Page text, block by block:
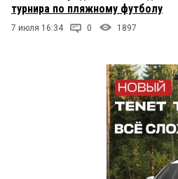
турнира по пляжному футболу
7 июля 16:34 0 1897